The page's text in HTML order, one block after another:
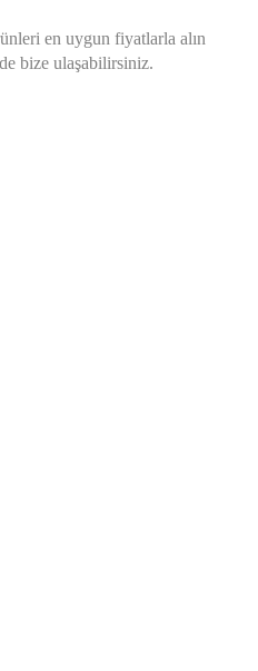
en uygun fiyatlarla alın
bize ulaşabilirsiniz.